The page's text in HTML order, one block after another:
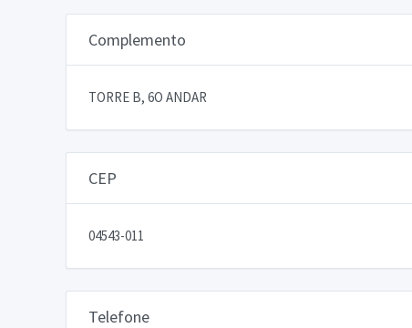
Complemento
TORRE B, 6O ANDAR
CEP
04543-011
Telefone